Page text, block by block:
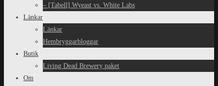
– [Tabell] Wyeast vs. White Labs
Länkar
Länkar
Hembryggarbloggar
Butik
Living Dead Brewery paket
Om